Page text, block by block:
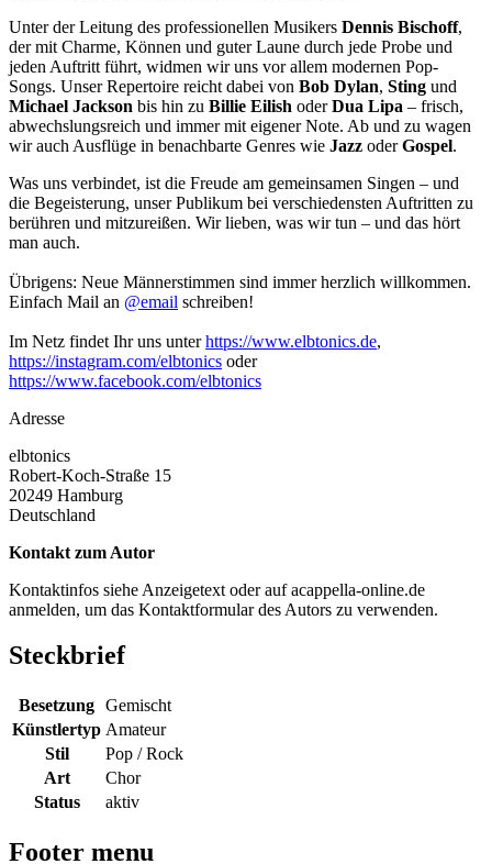
Unter der Leitung des professionellen Musikers Dennis Bischoff,
der mit Charme, Können und guter Laune durch jede Probe und
jeden Auftritt führt, widmen wir uns vor allem modernen Pop-
Songs. Unser Repertoire reicht dabei von Bob Dylan, Sting und
Michael Jackson bis hin zu Billie Eilish oderDua Lipa – frisch,
abwechslungsreich und immer mit eigener Note. Ab und zu wagen
wir auch Ausflüge in benachbarte Genres wie Jazz oderGospel.
Was uns verbindet, ist die Freude am gemeinsamen Singen – und
die Begeisterung, unser Publikum bei verschiedensten Auftritten zu
berühren und mitzureißen. Wir lieben, was wir tun – und das hört
man auch.
Übrigens: Neue Männerstimmen sind immer herzlich willkommen.
Einfach Mail an @email schreiben!
Im Netz findet Ihr uns unterhttps://www.elbtonics.de,
https://instagram.com/elbtonics oder
https://www.facebook.com/elbtonics
Adresse
elbtonics
Robert-Koch-Straße 15
20249 Hamburg
Deutschland
Kontakt zum Autor
Kontaktinfos siehe Anzeigetext oder auf acappella-online.de
anmelden, um das Kontaktformular des Autors zu verwenden.
Steckbrief
Besetzung Gemischt
Künstlertyp Amateur
Stil
Pop / Rock
Art
Chor
Status
aktiv
Footer menu